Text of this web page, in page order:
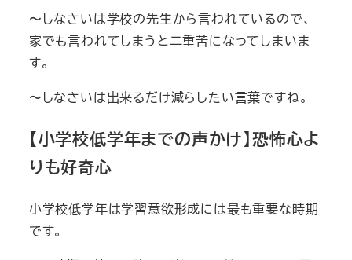
〜しなさいは学校の先生から言われているので、
家でも言われてしまうと二重苦になってしまいま
す。
〜しなさいは出来るだけ減らしたい言葉ですね。
【小学校低学年までの声かけ】恐怖心よ
りも好奇心
小学校低学年は学習意欲形成には最も重要な時期
です。